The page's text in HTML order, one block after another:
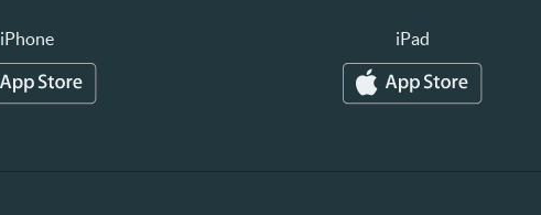
iPhone iPad